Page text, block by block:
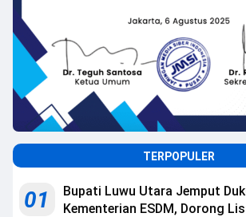
TERPOPULER
01
Bupati Luwu Utara Jemput
Kementerian ESDM, Dorong